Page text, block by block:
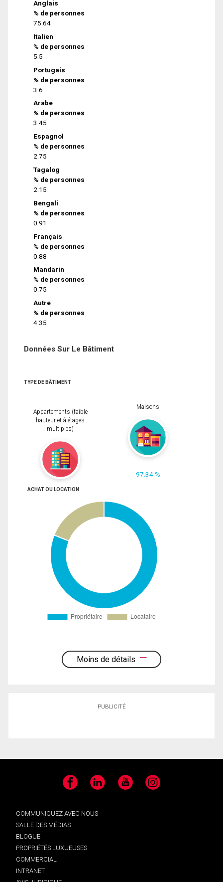
Anglais
% de personnes
75.64
Italien
% de personnes
5.5
Portugais
% de personnes
3.6
Arabe
% de personnes
3.45
Espagnol
% de personnes
2.75
Tagalog
% de personnes
2.15
Bengali
% de personnes
0.91
Français
% de personnes
0.88
Mandarin
% de personnes
0.75
Autre
% de personnes
4.35
Données Sur Le Bâtiment
TYPE DE BÂTIMENT
Appartements (faible
hauteur et à étages
multiples)
Maisons
97.34 %
ACHAT OU LOCATION
Moins de détails
PUBLICITÉ
Facebook LinkedIn YouTube Instagram
COMMUNIQUEZ AVEC NOUS
SALLE DES MÉDIAS
BLOGUE
PROPRIÉTÉS LUXUEUSES
COMMERCIAL
INTRANET